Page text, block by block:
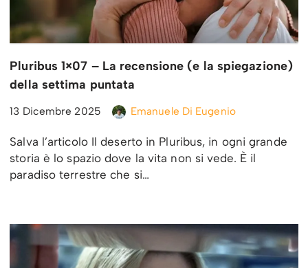
Pluribus 1×07 – La recensione (e la spiegazione)
della settima puntata
13 Dicembre 2025 Emanuele Di Eugenio
Salva l’articolo Il deserto in Pluribus, in ogni grande
storia è lo spazio dove la vita non si vede. È il
paradiso terrestre che si…